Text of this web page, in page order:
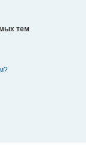
тем